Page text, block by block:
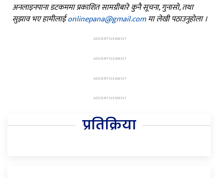
अनलाइनपाना डटकममा प्रकाशित सामग्रीबारे कुनै सूचना, गुनासो, तथा
सुझाव भए हामीलाईonlinepana@gmail.comमा लेखी पठाउनुहोला ।
प्रतिक्रिया